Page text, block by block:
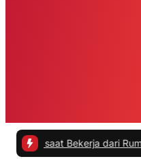
saat Bekerja dari Rumah| #2